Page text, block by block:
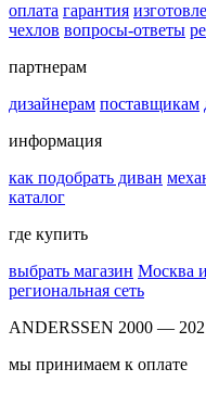
оплата гарантия
чехлов вопросы-ответы
партнерам
дизайнерам поставщикам
информация
как подобрать диван
каталог
где купить
выбрать магазин Москва
региональная сеть
ANDERSSEN 2000 —
мы принимаем к оплате